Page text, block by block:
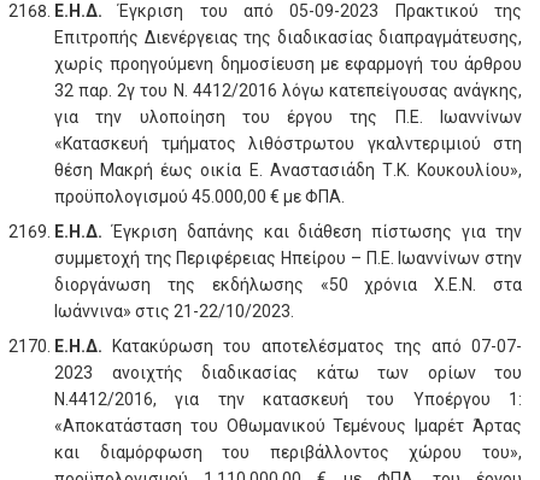
Ε.Η.Δ.Έγκριση του από 05-09-2023 Πρακτικού της
Επιτροπής Διενέργειας της διαδικασίας διαπραγμάτευσης,
χωρίς προηγούμενη δημοσίευση με εφαρμογή του άρθρου
32 παρ. 2γ του Ν. 4412/2016 λόγω κατεπείγουσας ανάγκης,
για την υλοποίηση του έργου της Π.Ε. Ιωαννίνων
«Κατασκευή τμήματος λιθόστρωτου γκαλντεριμιού στη
θέση Μακρή έως οικία Ε. Αναστασιάδη Τ.Κ. Κουκουλίου»,
προϋπολογισμού 45.000,00 € με ΦΠΑ.
Ε.Η.Δ.Έγκριση δαπάνης και διάθεση πίστωσης για την
συμμετοχή της Περιφέρειας Ηπείρου – Π.Ε. Ιωαννίνων στην
διοργάνωση της εκδήλωσης «50 χρόνια Χ.Ε.Ν. στα
Ιωάννινα» στις 21-22/10/2023.
Ε.Η.Δ.
Κατακύρωση του αποτελέσματος της από 07-07-
2023 ανοιχτής διαδικασίας κάτω των ορίων του
Ν.4412/2016, για την κατασκευή του Υποέργου 1:
«Αποκατάσταση του Οθωμανικού Τεμένους Ιμαρέτ Άρτας
και διαμόρφωση του περιβάλλοντος χώρου του»,